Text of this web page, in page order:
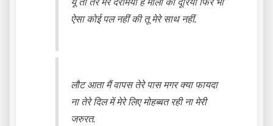
ऐसा कोई पल नहीं की तू मेरे साथ नहीं.
लौट आता मैं वापस तेरे पास मगर क्या फायदा
ना तेरे दिल में मेरे लिए मोहब्बत रही ना मेरी
जरुरत.